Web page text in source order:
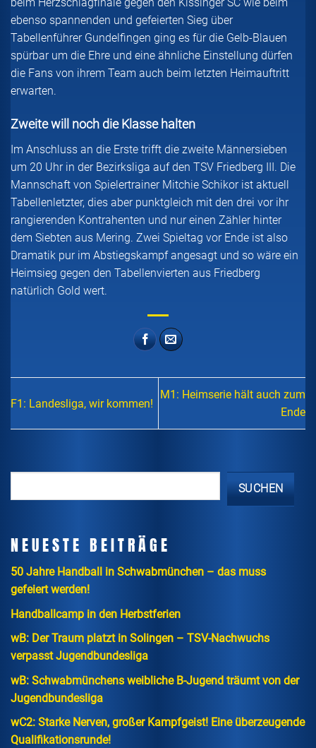
ebenso spannenden und gefeierten Sieg über
Tabellenführer Gundelfingen ging es für die Gelb-Blauen
spürbar um die Ehre und eine ähnliche Einstellung dürfen
die Fans von ihrem Team auch beim letzten Heimauftritt
erwarten.
Zweite will noch die Klasse halten
Im Anschluss an die Erste trifft die zweite Männersieben
um 20 Uhr in der Bezirksliga auf den TSV Friedberg III. Die
Mannschaft von Spielertrainer Mitchie Schikor ist aktuell
Tabellenletzter, dies aber punktgleich mit den drei vor ihr
rangierenden Kontrahenten und nur einen Zähler hinter
dem Siebten aus Mering. Zwei Spieltag vor Ende ist also
Dramatik pur im Abstiegskampf angesagt und so wäre ein
Heimsieg gegen den Tabellenvierten aus Friedberg
natürlich Gold wert.
F1: Landesliga, wir kommen!
M1: Heimserie hält auch zum
Ende
SUCHEN
NEUESTE BEITRÄGE
50 Jahre Handball in Schwabmünchen – das muss
gefeiert werden!
Handballcamp in den Herbstferien
wB: Der Traum platzt in Solingen – TSV-Nachwuchs
verpasst Jugendbundesliga
wB: Schwabmünchens weibliche B-Jugend träumt von der
Jugendbundesliga
wC2: Starke Nerven, großer Kampfgeist! Eine überzeugende
Qualifikationsrunde!